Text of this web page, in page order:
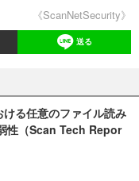
《ScanNetSecurity》
送る
る任意のファイル読み
性（Scan Tech Repor